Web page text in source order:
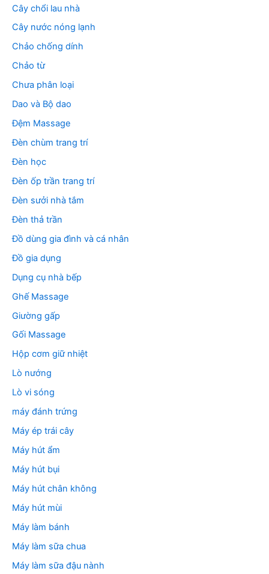
Cây chổi lau nhà
Cây nước nóng lạnh
Chảo chống dính
Chảo từ
Chưa phân loại
Dao và Bộ dao
Đệm Massage
Đèn chùm trang trí
Đèn học
Đèn ốp trần trang trí
Đèn sưởi nhà tắm
Đèn thả trần
Đồ dùng gia đình và cá nhân
Đồ gia dụng
Dụng cụ nhà bếp
Ghế Massage
Giường gấp
Gối Massage
Hộp cơm giữ nhiệt
Lò nướng
Lò vi sóng
máy đánh trứng
Máy ép trái cây
Máy hút ẩm
Máy hút bụi
Máy hút chân không
Máy hút mùi
Máy làm bánh
Máy làm sữa chua
Máy làm sữa đậu nành